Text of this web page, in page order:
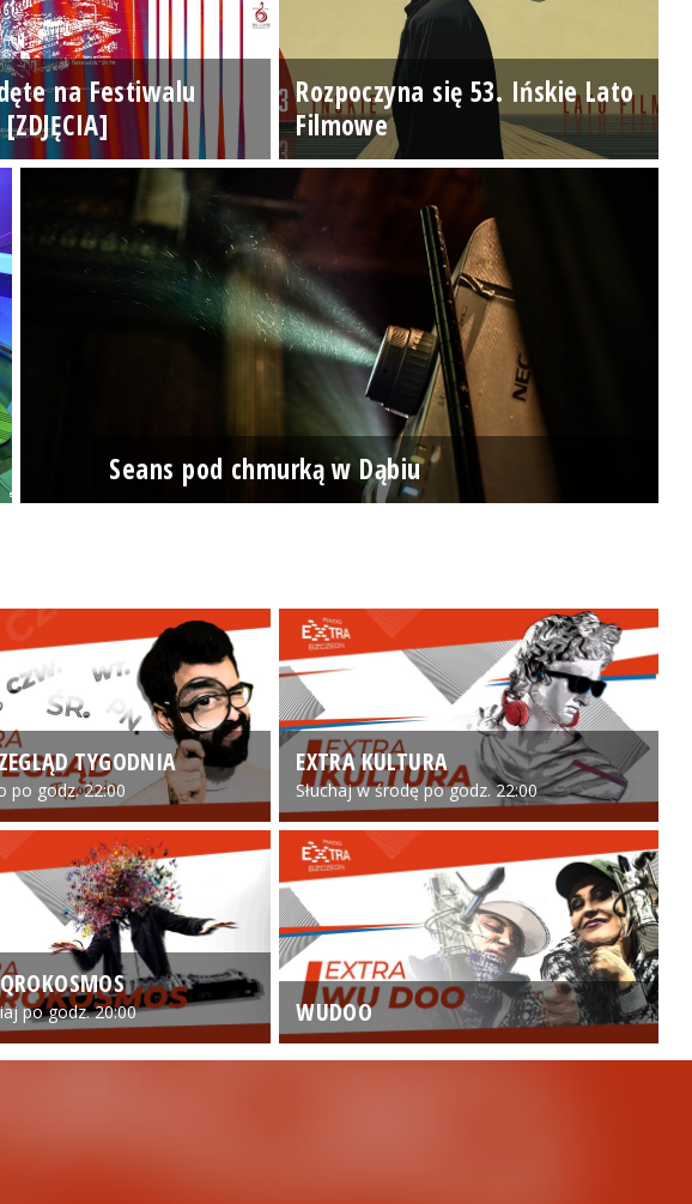
na Festiwalu
Rozpoczyna się 53. Ińskie Lato
Filmowe
Seans pod chmurką w Dąbiu
TYGODNIA
po godz. 22:00
EXTRA KULTURA
Słuchaj w środę po godz. 22:00
po godz. 20:00 WUDOO